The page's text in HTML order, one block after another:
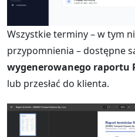
Wszystkie terminy – w tym
przypomnienia – dostępne
wygenerowanego raportu
lub przesłać do klienta.